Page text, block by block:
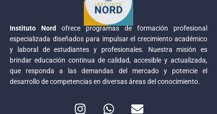
Instituto Nord
ofrece programas de formación profesional
especializada diseñados para impulsar el crecimiento académico
y laboral de estudiantes y profesionales. Nuestra misión es
brindar educación continua de calidad, accesible y actualizada,
que responda a las demandas del mercado y potencie el
desarrollo de competencias en diversas áreas del conocimiento.